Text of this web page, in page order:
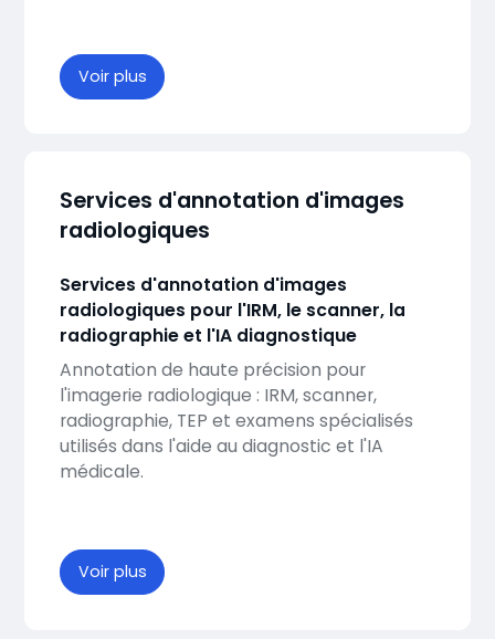
Voir plus
Services d'annotation d'images
radiologiques
Services d'annotation d'images
radiologiques pour l'IRM, le scanner, la
radiographie et l'IA diagnostique
Annotation de haute précision pour
l'imagerie radiologique : IRM, scanner,
radiographie, TEP et examens spécialisés
utilisés dans l'aide au diagnostic et l'IA
médicale.
Voir plus